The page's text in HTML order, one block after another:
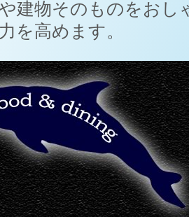
建物そのものをお
を高めます。